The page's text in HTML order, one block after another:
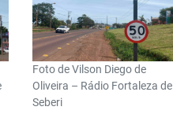
Foto de Vilson Diego de
Oliveira – Rádio Fortaleza de
Seberi